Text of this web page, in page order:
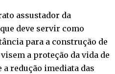
assustador da
deve servir como
para a construção de
a proteção da vida de
redução imediata das